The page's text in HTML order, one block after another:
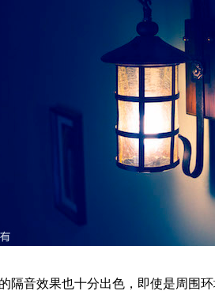
音效果也十分出色，即使是周围环